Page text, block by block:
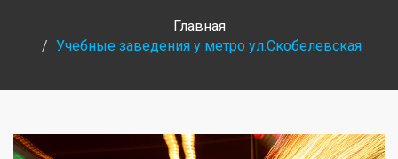
Главная
Учебные заведения у метро ул.Скобелевская